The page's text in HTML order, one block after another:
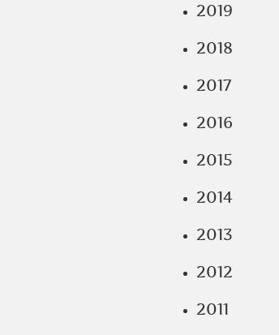
2019
2018
2017
2016
2015
2014
2013
2012
2011